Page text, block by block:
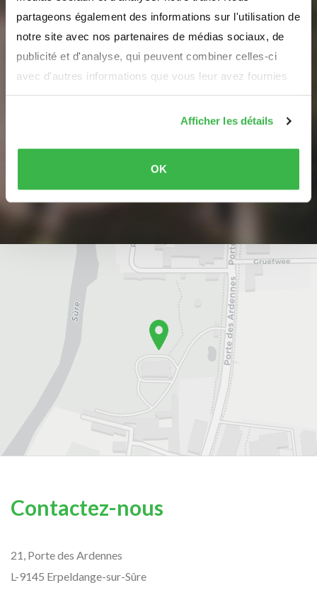
partageons également des informations sur l'utilisation de
notre site avec nos partenaires de médias sociaux, de
publicité et d'analyse, qui peuvent combiner celles-ci
avec d'autres informations que vous leur avez fournies
ou qu'ils ont collectées lors de votre utilisation de leurs
Afficher les détails
OK
newsletter
pour recevoir des informations sur la commune
d’Erpeldange-sur-Sûre
Contactez-nous
21, Porte des Ardennes
L-9145 Erpeldange-sur-Sûre